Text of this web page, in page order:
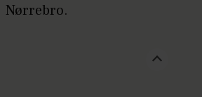
Nørrebro.